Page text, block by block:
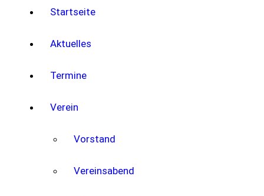
Startseite
Aktuelles
Termine
Verein
Vorstand
Vereinsabend